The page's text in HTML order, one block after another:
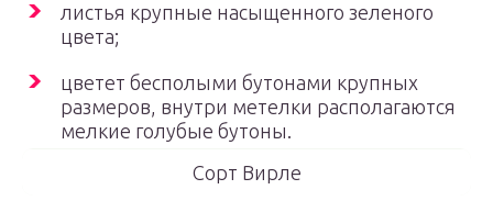
листья крупные насыщенного зеленого
цвета;
цветет бесполыми бутонами крупных
размеров, внутри метелки располагаются
мелкие голубые бутоны.
Сорт Вирле